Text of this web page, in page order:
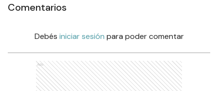
Comentarios
Debés iniciar sesión para poder comentar
Ads